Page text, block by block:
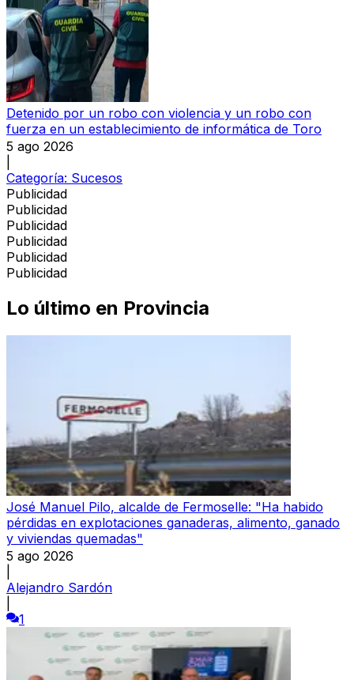
Detenido por un robo con violencia y un robo con
fuerza en un establecimiento de informática de Toro
5 ago 2026
Categoría: Sucesos
Publicidad
Publicidad
Publicidad
Publicidad
Publicidad
Publicidad
Lo último en Provincia
José Manuel Pilo, alcalde de Fermoselle: "Ha habido
pérdidas en explotaciones ganaderas, alimento, ganado
y viviendas quemadas"
5 ago 2026
Alejandro Sardón
1